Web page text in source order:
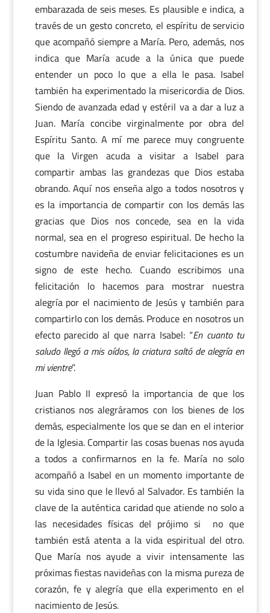
embarazada de seis meses. Es plausible e indica, a
través de un gesto concreto, el espíritu de servicio
que acompañó siempre a María. Pero, además, nos
indica que María acude a la única que puede
entender un poco lo que a ella le pasa. Isabel
también ha experimentado la misericordia de Dios.
Siendo de avanzada edad y estéril va a dar a luz a
Juan. María concibe virginalmente por obra del
Espíritu Santo. A mí me parece muy congruente
que la Virgen acuda a visitar a Isabel para
compartir ambas las grandezas que Dios estaba
obrando. Aquí nos enseña algo a todos nosotros y
es la importancia de compartir con los demás las
gracias que Dios nos concede, sea en la vida
normal, sea en el progreso espiritual. De hecho la
costumbre navideña de enviar felicitaciones es un
signo de este hecho. Cuando escribimos una
felicitación lo hacemos para mostrar nuestra
alegría por el nacimiento de Jesús y también para
compartirlo con los demás. Produce en nosotros un
efecto parecido al que narra Isabel: “En cuanto tu
saludo llegó a mis oídos, la criatura saltó de alegría en
mi vientre”.
Juan Pablo II expresó la importancia de que los
cristianos nos alegráramos con los bienes de los
demás, especialmente los que se dan en el interior
de la Iglesia. Compartir las cosas buenas nos ayuda
a todos a confirmarnos en la fe. María no solo
acompañó a Isabel en un momento importante de
su vida sino que le llevó al Salvador. Es también la
clave de la auténtica caridad que atiende no solo a
las necesidades físicas del prójimo si no que
también está atenta a la vida espiritual del otro.
Que María nos ayude a vivir intensamente las
próximas fiestas navideñas con la misma pureza de
corazón, fe y alegría que ella experimento en el
nacimiento de Jesús.